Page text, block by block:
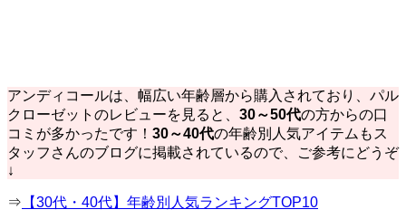
アンディコールは、幅広い年齢層から購入されており、パル
クローゼットのレビューを見ると、 30～50代の方からの口
コミが多かったです！ 30～40代の年齢別人気アイテムもス
タッフさんのブログに掲載されているので、ご参考にどうぞ
↓
⇒ 【30代・40代】年齢別人気ランキングTOP10